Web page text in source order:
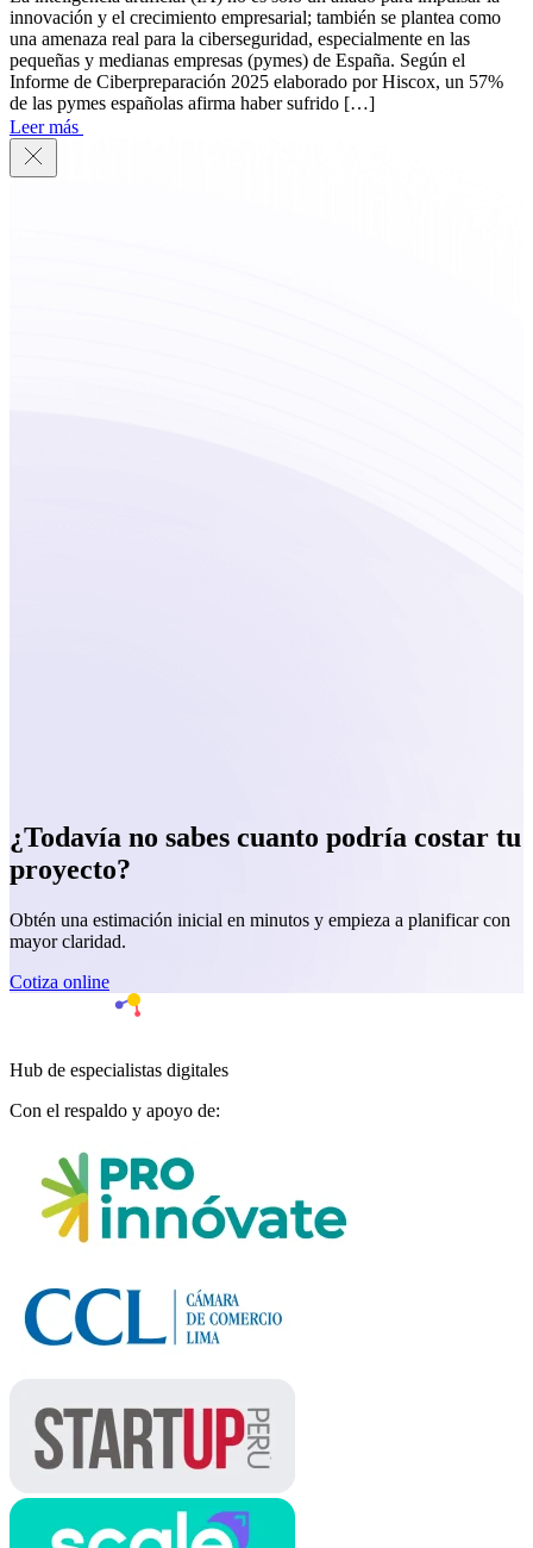
innovación y el crecimiento empresarial; también se plantea como
una amenaza real para la ciberseguridad, especialmente en las
pequeñas y medianas empresas (pymes) de España. Según el
Informe de Ciberpreparación 2025 elaborado por Hiscox, un 57%
de las pymes españolas afirma haber sufrido […]
Leer más
¿Todavía no sabes cuanto podría costar tu
proyecto?
Obtén una estimación inicial en minutos y empieza a planificar con
mayor claridad.
Cotiza online
Hub de especialistas digitales
Con el respaldo y apoyo de: